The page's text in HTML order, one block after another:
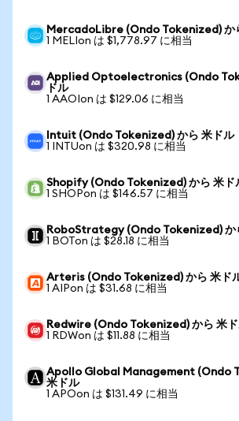
MercadoLibre (Ondo Tokenized) か
1 MELIon は $1,778.97 に相当
Applied Optoelectronics (Ondo
ドル
1 AAOIon は $129.06 に相当
Intuit (Ondo Tokenized) から 米ドル
1 INTUon は $320.98 に相当
Shopify (Ondo Tokenized) から 米ド
1 SHOPon は $146.57 に相当
RoboStrategy (Ondo Tokenized) か
1 BOTon は $28.18 に相当
Arteris (Ondo Tokenized) から 米ド
1 AIPon は $31.68 に相当
Redwire (Ondo Tokenized) から 米
1 RDWon は $11.88 に相当
Apollo Global Management (Ondo
米ドル
1 APOon は $131.49 に相当